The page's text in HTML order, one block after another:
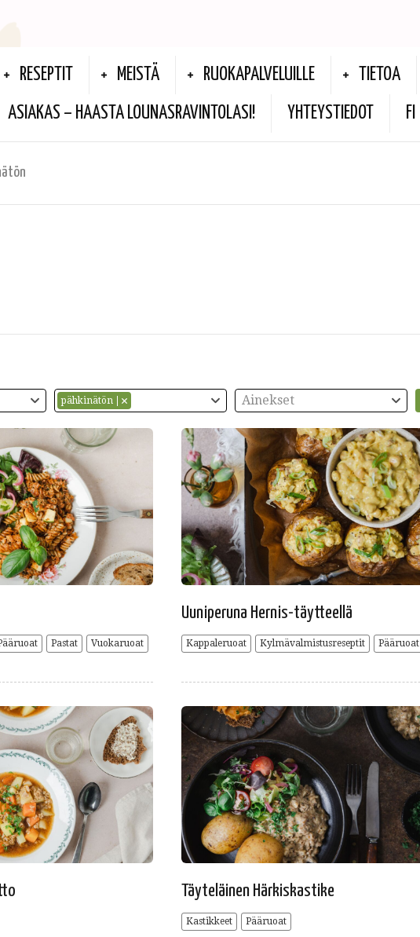
RESEPTIT MEISTÄ RUOKAPALVELUILLE TIETOA
ASIAKAS – HAASTA LOUNASRAVINTOLASI! YHTEYSTIEDOT FI
pähkinätön Ainekset
Pastat Vuokaruoat
Uuniperuna Hernis-täytteellä
Kappaleruoat Kylmävalmistusreseptit Pääruoat
Täyteläinen Härkiskastike
Kastikkeet Pääruoat